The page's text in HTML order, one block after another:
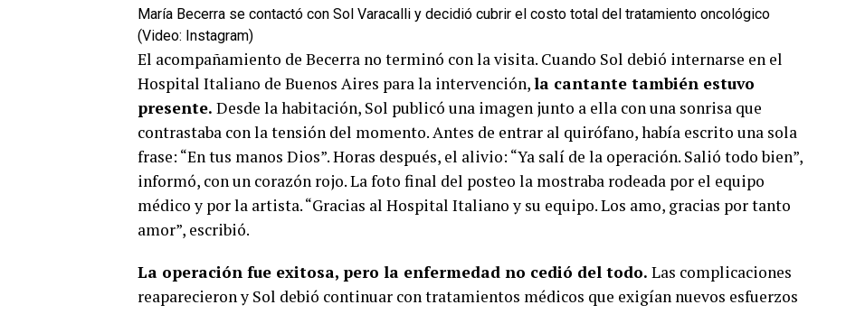
María Becerra se contactó con Sol Varacalli y decidió cubrir el costo total del tratamiento oncológico
(Video: Instagram)
El acompañamiento de Becerra no terminó con la visita. Cuando Sol debió internarse en el
Hospital Italiano de Buenos Aires para la intervención,la cantante también estuvo
presente. Desde la habitación, Sol publicó una imagen junto a ella con una sonrisa que
contrastaba con la tensión del momento. Antes de entrar al quirófano, había escrito una sola
frase: “En tus manos Dios”. Horas después, el alivio: “Ya salí de la operación. Salió todo bien”,
informó, con un corazón rojo. La foto final del posteo la mostraba rodeada por el equipo
médico y por la artista. “Gracias al Hospital Italiano y su equipo. Los amo, gracias por tanto
amor”, escribió.
La operación fue exitosa, pero la enfermedad no cedió del todo. Las complicaciones
reaparecieron y Sol debió continuar con tratamientos médicos que exigían nuevos esfuerzos